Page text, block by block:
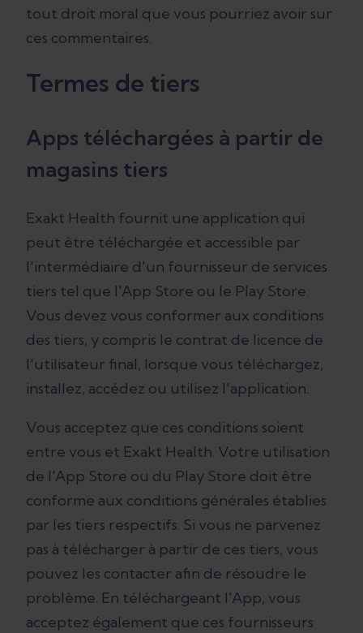
tout droit moral que vous pourriez avoir sur
ces commentaires.
Termes de tiers
Apps téléchargées à partir de
magasins tiers
Exakt Health fournit une application qui
peut être téléchargée et accessible par
l'intermédiaire d'un fournisseur de services
tiers tel que l'App Store ou le Play Store.
Vous devez vous conformer aux conditions
des tiers, y compris le contrat de licence de
l'utilisateur final, lorsque vous téléchargez,
installez, accédez ou utilisez l'application.
Vous acceptez que ces conditions soient
entre vous et Exakt Health. Votre utilisation
de l'App Store ou du Play Store doit être
conforme aux conditions générales établies
par les tiers respectifs. Si vous ne parvenez
pas à télécharger à partir de ces tiers, vous
pouvez les contacter afin de résoudre le
problème. En téléchargeant l'App, vous
acceptez également que ces fournisseurs